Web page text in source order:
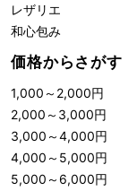
レザリエ
和心包み
価格からさがす
1,000 ～ 2,000円
2,000 ～ 3,000円
3,000 ～4,000円
4,000 ～ 5,000円
5,000 ～ 6,000円